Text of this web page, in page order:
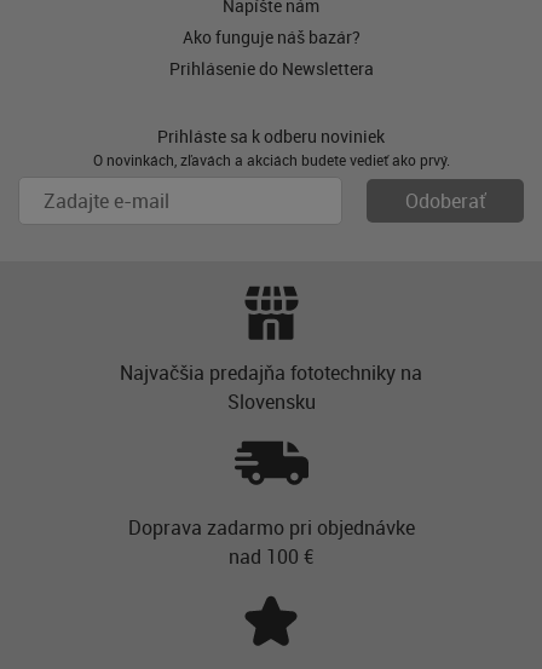
Napíšte nám
Ako funguje náš bazár?
Prihlásenie do Newslettera
Prihláste sa k odberu noviniek
O novinkách, zľavách a akciách budete vedieť ako prvý.
Najvačšia predajňa fototechniky na
Slovensku
Doprava zadarmo pri objednávke
nad 100 €